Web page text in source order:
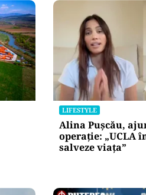
LIFESTYLE
Alina Pușcău,
operație: „UCLA
salveze viața”